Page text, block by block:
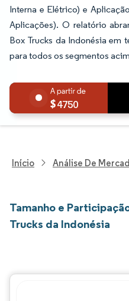
Interna e Elétrico) e
Aplicações). O relatório
Box Trucks da Indonésia em
para todos os segmentos
4750
Início Análise De
Tamanho e
Trucks da Indonésia